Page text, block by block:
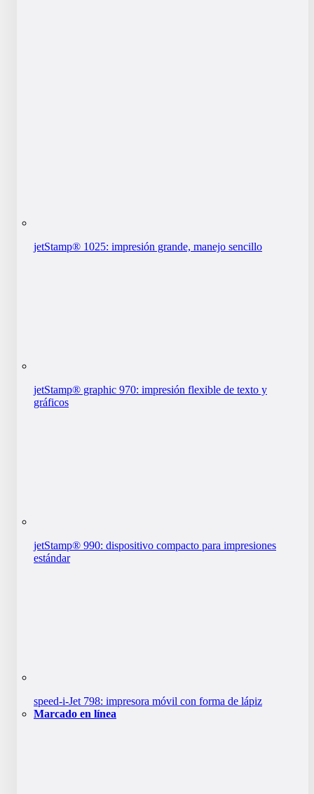
jetStamp® 1025: impresión grande, manejo sencillo
jetStamp® graphic 970: impresión flexible de texto y
gráficos
jetStamp® 990: dispositivo compacto para impresiones
estándar
speed-i-Jet 798: impresora móvil con forma de lápiz
Marcado en línea